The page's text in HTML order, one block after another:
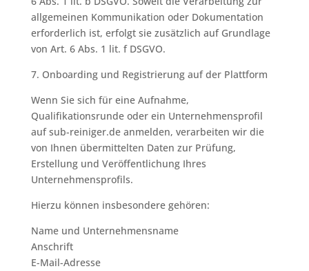
allgemeinen Kommunikation oder Dokumentation
erforderlich ist, erfolgt sie zusätzlich auf Grundlage
von Art. 6 Abs. 1 lit. f DSGVO.
7. Onboarding und Registrierung auf der Plattform
Wenn Sie sich für eine Aufnahme,
Qualifikationsrunde oder ein Unternehmensprofil
auf sub-reiniger.de anmelden, verarbeiten wir die
von Ihnen übermittelten Daten zur Prüfung,
Erstellung und Veröffentlichung Ihres
Unternehmensprofils.
Hierzu können insbesondere gehören:
Name und Unternehmensname
Anschrift
E-Mail-Adresse